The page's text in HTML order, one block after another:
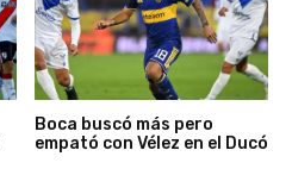
Boca buscó más pero
empató con Vélez en el Ducó